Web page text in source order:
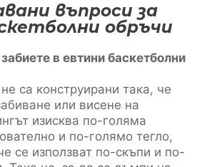
въпроси за
обръчи
в евтини баскетболни
са конструирани така, че
или висене на
изисква по-голяма
и по-голямо тегло,
се използват по-скъпи и по-